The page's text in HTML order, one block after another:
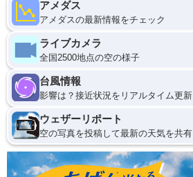
アメダス
アメダスの最新情報をチェック
ライブカメラ
全国2500地点の空の様子
台風情報
影響は？接近状況をリアルタイム更新
ウェザーリポート
空の写真を投稿して最新の天気を共有